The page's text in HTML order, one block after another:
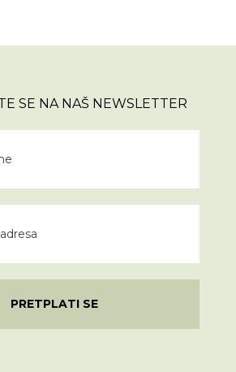
SE NA NAŠ NEWSLETTER
PRETPLATI SE